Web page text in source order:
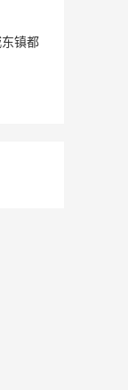
镇都